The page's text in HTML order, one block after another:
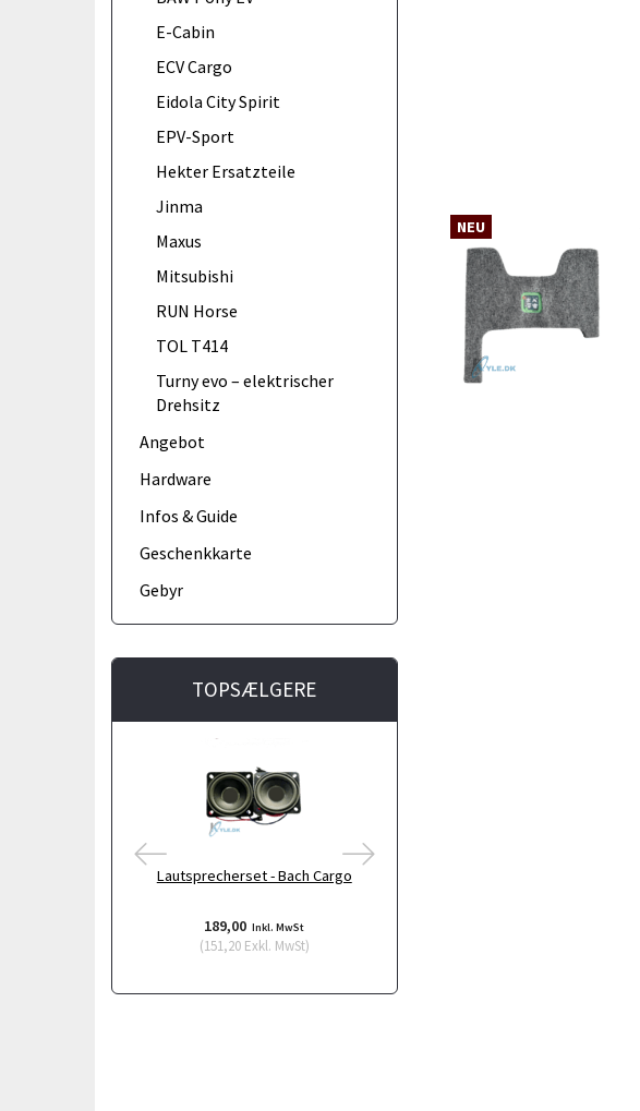
E-Cabin
ECV Cargo
Eidola City Spirit
EPV-Sport
Hekter Ersatzteile
Jinma
Maxus
Mitsubishi
RUN Horse
TOL T414
Turny evo – elektrischer
Drehsitz
Angebot
Hardware
Infos & Guide
Geschenkkarte
Gebyr
TOPSÆLGERE
Lautsprecherset - Bach Cargo
189,00 Inkl. MwSt
(151,20Exkl. MwSt)
NEU